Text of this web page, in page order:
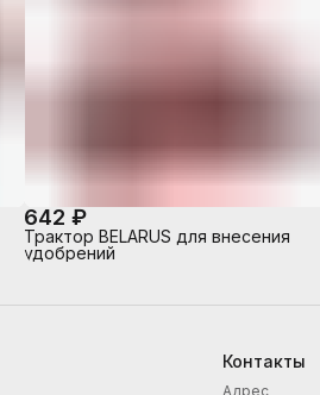
642 ₽
Трактор BELARUS для внесения
удобрений
Контакты
Адрес